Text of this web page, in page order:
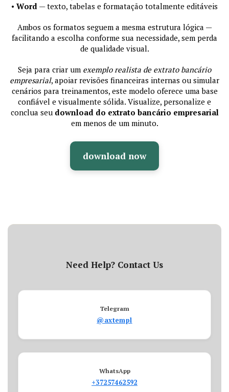
• Word — texto, tabelas e formatação totalmente editáveis
Ambos os formatos seguem a mesma estrutura lógica —
facilitando a escolha conforme sua necessidade, sem perda
de qualidade visual.
Seja para criar um exemplo realista de extrato bancário
empresarial, apoiar revisões financeiras internas ou simular
cenários para treinamentos, este modelo oferece uma base
confiável e visualmente sólida. Visualize, personalize e
conclua seu download do extrato bancário empresarial
em menos de um minuto.
download now
Need Help? Contact Us
Telegram
@axtempl
WhatsApp
+37257462592